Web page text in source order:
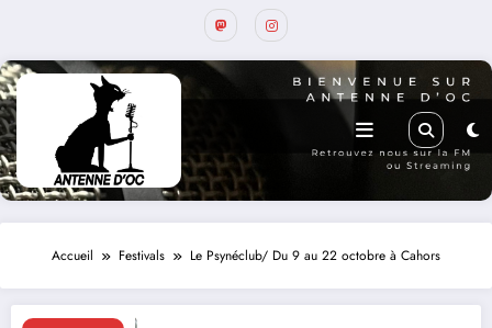
Accueil Festivals Le Psynéclub/ Du 9 au 22 octobre à Cahors